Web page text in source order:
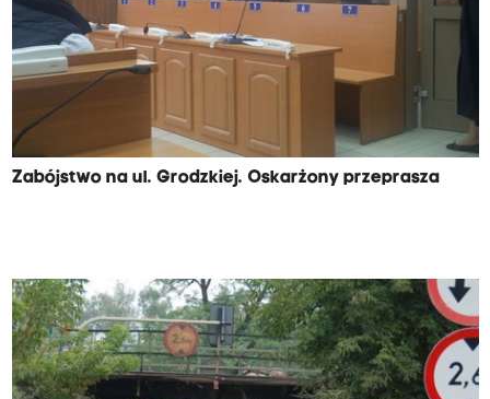
Zabójstwo na ul. Grodzkiej. Oskarżony przeprasza